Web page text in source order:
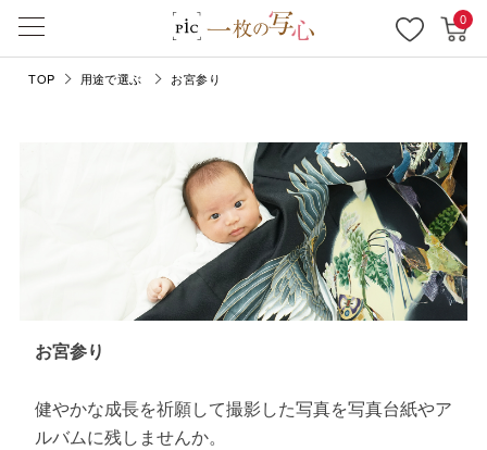
0
TOP 用途で選ぶ お宮参り
お宮参り
健やかな成長を祈願して撮影した写真を写真台紙やア
ルバムに残しませんか。